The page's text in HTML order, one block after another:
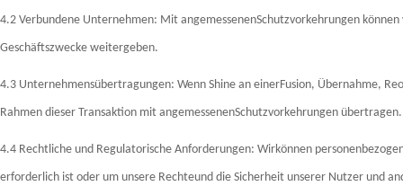
4.2 Verbundene Unternehmen: Mit angemessenenSchutzvorkehrungen
Geschäftszwecke weitergeben.
4.3 Unternehmensübertragungen: Wenn Shine an einerFusion, Übernahme,
Rahmen dieser Transaktion mit angemessenenSchutzvorkehrungen übertragen.
4.4 Rechtliche und Regulatorische Anforderungen: Wirkönnen
erforderlich ist oder um unsere Rechteund die Sicherheit unserer Nutzer und